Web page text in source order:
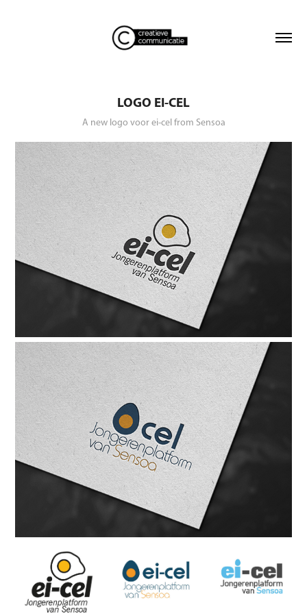
LOGO EI-CEL
A new logo voor ei-cel from Sensoa